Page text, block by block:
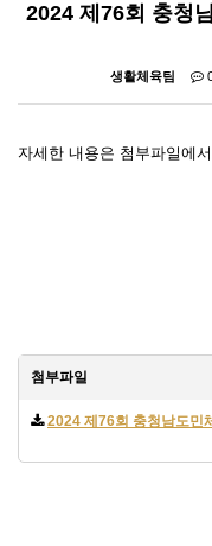
2024 제76회 충청
생활체육팀
자세한 내용은 첨부파일에
첨부파일
2024 제76회 충청남도민